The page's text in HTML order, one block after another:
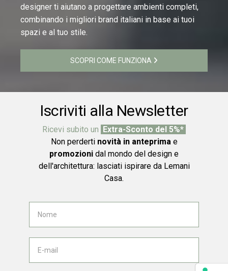
designer ti aiutano a progettare ambienti completi,
combinando i migliori brand italiani in base ai tuoi
spazi e al tuo stile.
SCOPRI COME FUNZIONA
Iscriviti alla Newsletter
Ricevi subito un Extra-Sconto del 5%*
Non perderti novità in anteprimae
promozioni dal mondo del design e
dell'architettura: lasciati ispirare da Lemani
Casa.